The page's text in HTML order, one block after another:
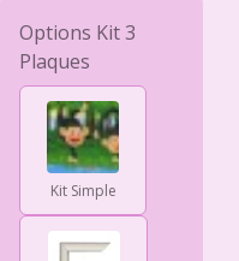
Options Kit 3
Plaques
Kit Simple